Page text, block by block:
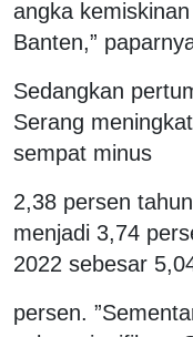
angka
Banten,”
Sedangkan
Serang
sempat minus
2,38 persen
menjadi 3,74
2022 sebesar
persen.